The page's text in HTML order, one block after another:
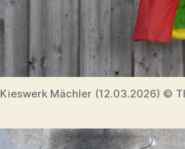
Kieswerk Mächler (12.03.2026) ©